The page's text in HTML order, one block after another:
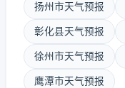
扬州市天气预报
彰化县天气预报
徐州市天气预报
鹰潭市天气预报